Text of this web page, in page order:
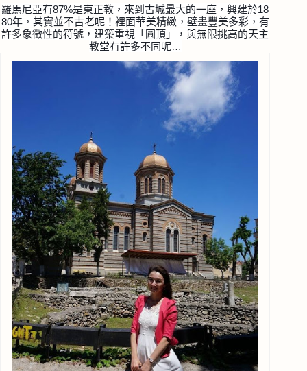
羅馬尼亞有87%是東正教，來到古城最大的一座，興建於18
80年， 其實並不古老呢！裡面華美精緻，壁畫豐美多彩，有
許多象徵性的符號，建築重視「圓頂」，與無限挑高的天主
教堂有許多不同呢…